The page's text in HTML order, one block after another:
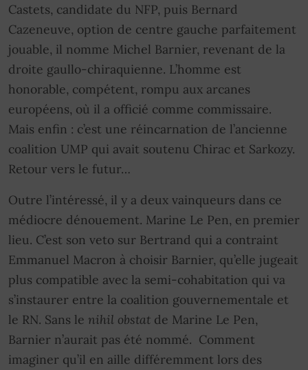
Castets, candidate du NFP, puis Bernard
Cazeneuve, option de centre gauche parfaitement
jouable, il nomme Michel Barnier, revenant de la
droite gaullo-chiraquienne. L’homme est
honorable, compétent, rompu aux arcanes
européens, où il a officié comme commissaire.
Mais enfin : c’est une réincarnation de l’ancienne
coalition UMP qui avait soutenu Chirac et Sarkozy.
Retour vers le futur…
Outre l’intéressé, il y a deux vainqueurs dans ce
médiocre dénouement. Marine Le Pen, en premier
lieu. C’est son veto sur Bertrand qui a contraint
Emmanuel Macron à choisir Barnier, qu’elle jugeait
plus compatible avec la semi-cohabitation qui va
s’instaurer entre la coalition gouvernementale et
le RN. Sans le nihil obstat de Marine Le Pen,
Barnier n’aurait pas été nommé. Comment
imaginer qu’il en aille différemment lors des